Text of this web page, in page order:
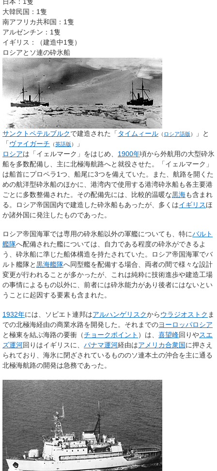
大韓民国：1隻
南アフリカ共和国：1隻
アルゼンチン：1隻
イギリス：（建造中1隻）
ロシアとソ連の砕氷船
サンクトペテルブルクで建造された「 タイムィール （ ロシア語版 ）
」と
「ヴァイガーチ （英語版 ）
」
ロシアは「イェルマーク」をはじめ、 1900年頃から外航用の大型砕氷
船を多数配備し、主に北極海航路へと就役させた。「イェルマーク」
は船首にプロペラ1つ、船尾に3つを備えていた。また、航路を開くた
めの航洋型砕氷船のほかに、港湾内で使用する港湾砕氷船も各主要港
ごとに多数整備された。その配備先には、比較的温暖な黒海も含まれ
る。ロシア帝国国内で建造した砕氷船もあったが、多くはイギリスほ
か諸外国に発注したものであった。
ロシア帝国海軍では専用の砕氷船以外の軍艦についても、特にバルト
艦隊へ配備された艦については、自力である程度の砕氷ができるよ
う、砕氷船に準じた船体構造を持たされていた。ロシア帝国海軍でバ
ルト艦隊と黒海艦隊へ同型艦を配備する場合、両者の間で様々な設計
変更が行われることが多かったが、これは純粋に技術進歩や建造工場
の事情によるもの以外に、前者には砕氷能力があり後者にはないとい
うことに起因する要素も含まれた。
1932年には、ソビエト連邦はアルハンゲリスクからウラジオストク ま
での北極海経由の商業水路を開発した。それまでのヨーロッパロシア
と極東を結ぶ海路の要衝（チョークポイント ）は、 喜望峰回りやスエ
ズ運河回りはイギリスに、 パナマ運河経由はアメリカ合衆国に押さえ
られており、海氷に閉ざされているもののソ連本土の沖合を主に通る
北極海航路の開発は急務であった。